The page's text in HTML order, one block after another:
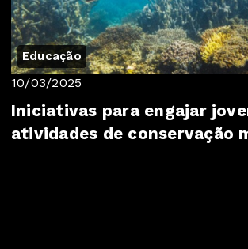
Educação
10/03/2025
Iniciativas para engajar
atividades de conservação